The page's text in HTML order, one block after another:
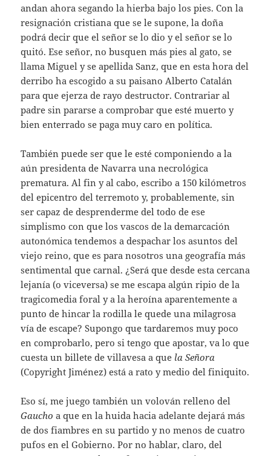
andan ahora segando la hierba bajo los pies. Con la
resignación cristiana que se le supone, la doña
podrá decir que el señor se lo dio y el señor se lo
quitó. Ese señor, no busquen más pies al gato, se
llama Miguel y se apellida Sanz, que en esta hora del
derribo ha escogido a su paisano Alberto Catalán
para que ejerza de rayo destructor. Contrariar al
padre sin pararse a comprobar que esté muerto y
bien enterrado se paga muy caro en política.
También puede ser que le esté componiendo a la
aún presidenta de Navarra una necrológica
prematura. Al fin y al cabo, escribo a 150 kilómetros
del epicentro del terremoto y, probablemente, sin
ser capaz de desprenderme del todo de ese
simplismo con que los vascos de la demarcación
autonómica tendemos a despachar los asuntos del
viejo reino, que es para nosotros una geografía más
sentimental que carnal. ¿Será que desde esta cercana
lejanía (o viceversa) se me escapa algún ripio de la
tragicomedia foral y a la heroína aparentemente a
punto de hincar la rodilla le quede una milagrosa
vía de escape? Supongo que tardaremos muy poco
en comprobarlo, pero si tengo que apostar, va lo que
cuesta un billete de villavesa a que la Señora
(Copyright Jiménez) está a rato y medio del finiquito.
Eso sí, me juego también un volován relleno del
Gaucho a que en la huida hacia adelante dejará más
de dos fiambres en su partido y no menos de cuatro
pufos en el Gobierno. Por no hablar, claro, del